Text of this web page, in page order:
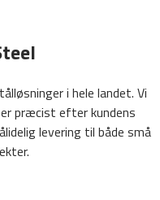
i hele landet. Vi
præcist efter kundens
levering til både små